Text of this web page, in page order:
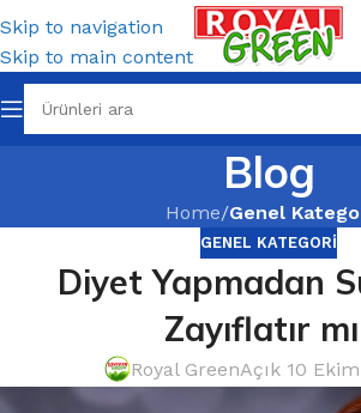
Skip to navigation
Skip to main content
Blog
Home/Genel
GENEL KATEGORI
Diyet Yapmadan
Zayıflatır
Royal GreenAçık 10